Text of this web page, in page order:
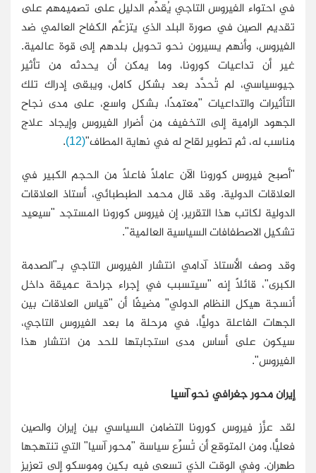
في احتواء الفيروس التاجي يُقدِّم الدليل على تصميمهم على
تقديم الصين في صورة البلد الذي يتزعَّم الكفاح العالمي ضد
الفيروس، وأنهم يسيرون نحو تحويل بلدهم إلى قوة عالمية.
غير أن تداعيات كورونا، وما يمكن أن يحدثه من تأثير
جيوسياسي، لم تُحدَّد بعد بشكل كامل، ويبقى إدراك تلك
التأثيرات والتداعيات "معتمدًا، بشكل واسع، على مدى نجاح
الجهود الرامية إلى التخفيف من أضرار الفيروس وإيجاد علاج
مناسب له، ثم تطوير لقاح له في نهاية المطاف"(12)
.
"أصبح فيروس كورونا الآن عاملًا فاعلًا من الحجم الكبير في
العلاقات الدولية. وقد قال محمد الطبطبائي، أستاذ العلاقات
الدولية لكاتب هذا التقرير، إن فيروس كورونا المستجد "سيعيد
تشكيل الاصطفافات السياسية العالمية".
وقد وصف الأستاذ آدامي انتشار الفيروس التاجي بـ"الصدمة
الكبرى"، قائلًا إنه "سيتسبب في إجراء جراحة عميقة داخل
أنسجة هيكل النظام الدولي" مضيفًا أن "قياس العلاقات بين
الجهات الفاعلة دوليًّا، في مرحلة ما بعد الفيروس التاجي،
سيكون على أساس مدى استجابتها للحد من انتشار هذا
الفيروس".
إيران محور جغرافي نحو آسيا
لقد عزَّز فيروس كورونا التضامن السياسي بين إيران والصين
فعليًّا، ومن المتوقع أن تُسرِّع سياسة "محور آسيا" التي تنتهجها
طهران. وفي الوقت الذي تسعى فيه بكين وموسكو إلى تعزيز